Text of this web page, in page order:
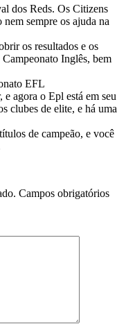
dos Reds. Os Citizens
sempre os ajuda na
os resultados e os
Inglês, bem
EFL
agora o Epl está em seu
clubes de elite, e há uma
de campeão, e você
Campos obrigatórios